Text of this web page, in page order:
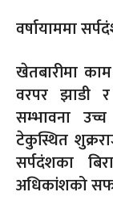
वर्षायाममा
खेतबारीमा काम
वरपर झाडी
सम्भावना
टेकुस्थित
सर्पदंशका
अधिकांशको